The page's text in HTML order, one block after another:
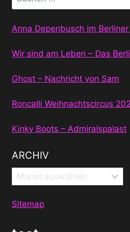
nach:
Anna Depenbusch im Berliner
Wir sind am Leben – Das
Ghost – Nachricht von Sam
Roncalli Weihnachtscircus
Kinky Boots – Admiralspalast
ARCHIV
Archiv
Sitemap